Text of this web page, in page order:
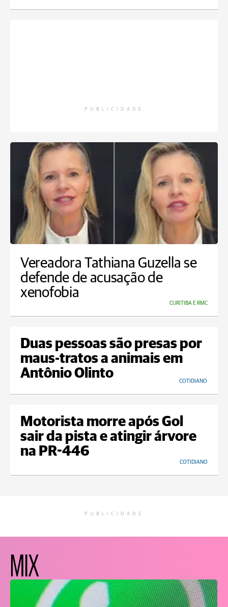
PUBLICIDADE
Vereadora Tathiana Guzella se
defende de acusação de
xenofobia
CURITIBA E RMC
Duas pessoas são presas por
maus-tratos a animais em
Antônio Olinto
COTIDIANO
Motorista morre após Gol
sair da pista e atingir árvore
na PR-446
COTIDIANO
PUBLICIDADE
MIX